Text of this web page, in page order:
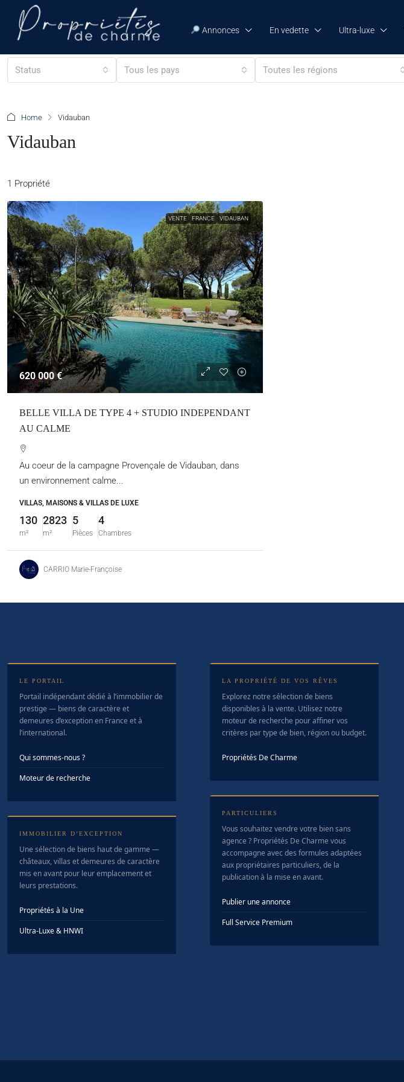
Annonces En vedette Ultra-luxe
Status Tous les pays Toutes les régions
Home Vidauban
Vidauban
1 Propriété
VENTE FRANCE VIDAUBAN
620 000 €
BELLE VILLA DE TYPE 4 + STUDIO INDEPENDANT
AU CALME
Au coeur de la campagne Provençale de Vidauban, dans
un environnement calme...
VILLAS, MAISONS & VILLAS DE LUXE
130
m²
2823
m²
5
Pièces
4
Chambres
CARRIO Marie-Françoise
LE PORTAIL
Portail indépendant dédié à l’immobilier de
prestige — biens de caractère et
demeures d’exception en France et à
l’international.
Qui sommes-nous ?
Moteur de recherche
IMMOBILIER D’EXCEPTION
Une sélection de biens haut de gamme —
châteaux, villas et demeures de caractère
mis en avant pour leur emplacement et
leurs prestations.
Propriétés à la Une
Ultra-Luxe & HNWI
LA PROPRIÉTÉ DE VOS RÊVES
Explorez notre sélection de biens
disponibles à la vente. Utilisez notre
moteur de recherche pour affiner vos
critères par type de bien, région ou budget.
Propriétés De Charme
PARTICULIERS
Vous souhaitez vendre votre bien sans
agence ? Propriétés De Charme vous
accompagne avec des formules adaptées
aux propriétaires particuliers, de la
publication à la mise en avant.
Publier une annonce
Full Service Premium